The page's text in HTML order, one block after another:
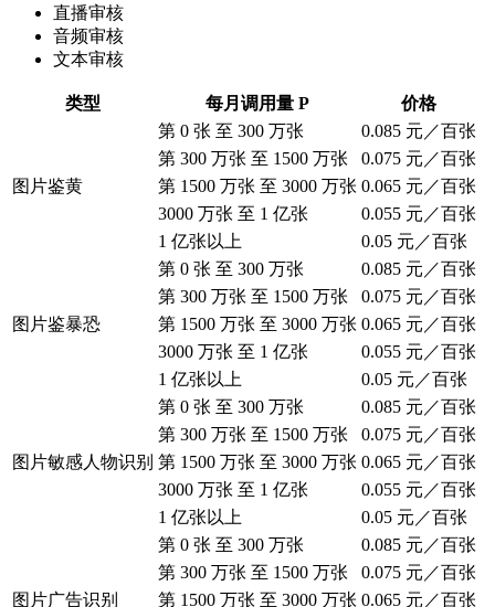
直播审核
音频审核
文本审核
类型 每月调用量 P 价格
图片鉴黄
第 0 张 至 300 万张
0.085 元／百张
第 300 万张 至 1500 万张
0.075 元／百张
第 1500 万张 至 3000 万张 0.065 元／百张
3000 万张 至 1 亿张
0.055 元／百张
1 亿张以上
0.05 元／百张
图片鉴暴恐
第 0 张 至 300 万张
0.085 元／百张
第 300 万张 至 1500 万张
0.075 元／百张
第 1500 万张 至 3000 万张 0.065 元／百张
3000 万张 至 1 亿张
0.055 元／百张
1 亿张以上
0.05 元／百张
图片敏感人物识别
第 0 张 至 300 万张
0.085 元／百张
第 300 万张 至 1500 万张
0.075 元／百张
第 1500 万张 至 3000 万张 0.065 元／百张
3000 万张 至 1 亿张
0.055 元／百张
1 亿张以上
0.05 元／百张
图片广告识别
第 0 张 至 300 万张
0.085 元／百张
第 300 万张 至 1500 万张
0.075 元／百张
第 1500 万张 至 3000 万张 0.065 元／百张